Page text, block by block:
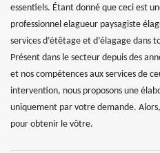
essentiels. Étant donné que ceci est
professionnel elagueur paysagiste
services d’étêtage et d’élagage dans
Présent dans le secteur depuis des
et nos compétences aux services de
intervention, nous proposons une
uniquement par votre demande.
pour obtenir le vôtre.